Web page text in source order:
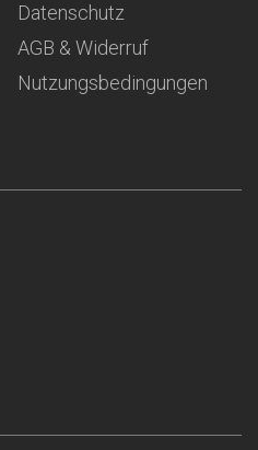
Datenschutz
AGB & Widerruf
Nutzungsbedingungen